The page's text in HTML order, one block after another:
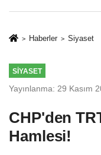
izmariti
Haberler Siyaset
SIYASET
Yayınlanma: 29 Kasım
CHP'den
Hamlesi!